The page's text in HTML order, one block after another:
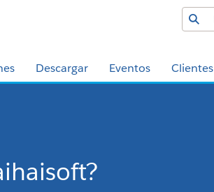
Descargar Eventos Clientes